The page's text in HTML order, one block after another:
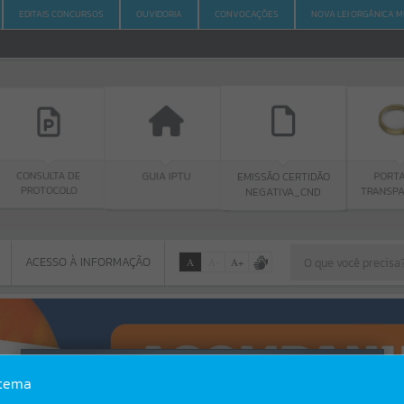
EDITAIS CONCURSOS OUVIDORIA CONVOCAÇÕES NOVA LEI ORGÂNICA
DE
EMISSÃO CERTIDÃO
NEGATIVA_CND
PORTAL DA
TRANSPARÊNCIA
ACESSO À INFORMAÇÃO
ACESSO À INFORMAÇÃO
A A+
Erro